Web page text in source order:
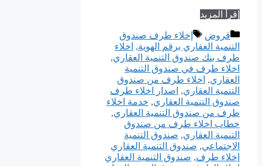
إقرأ المزيد
التصنيفات
قروض الوسوم
إخلاء طرف صندوق
التنمية العقاري برقم الهوية, اخلاء
طرف بنك صندوق التنمية العقاري,
اخلاء طرف في صندوق التنمية
العقاري, اخلاء طرف من صندوق
التنمية العقاري, اصدار اخلاء طرف
صندوق التنمية العقاري, خدمة اخلاء
طرف من صندوق التنمية العقاري,
خطاب اخلاء طرف من صندوق
التنمية العقاري, صندوق التنمية
الاجتماعي, صندوق التنمية العقاري
إخلاء طرف, صندوق التنمية العقاري